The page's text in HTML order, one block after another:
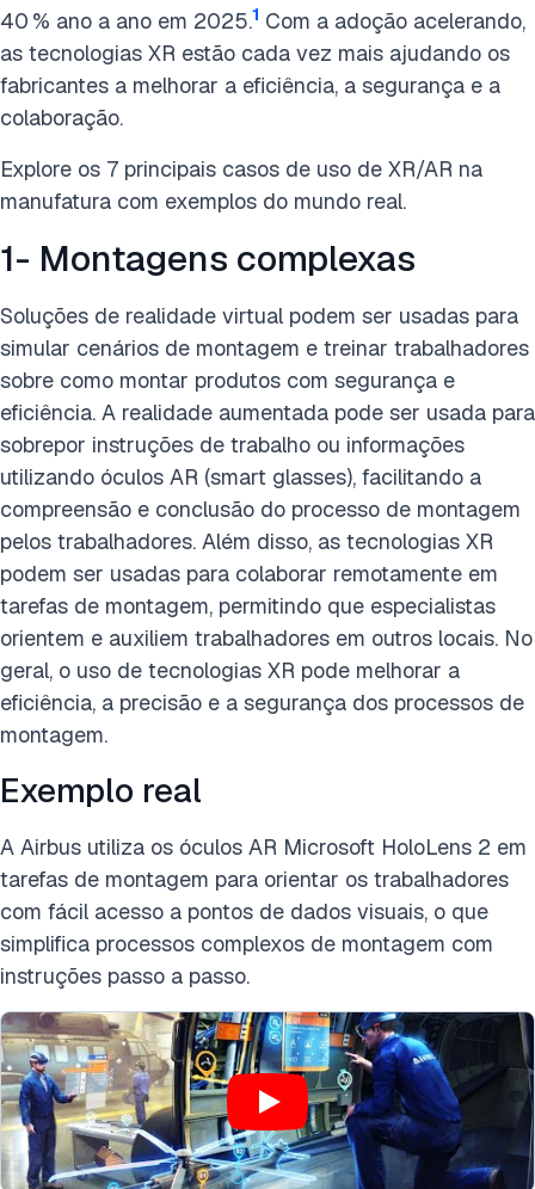
40 % ano a ano em 2025.1 Com a adoção acelerando,
as tecnologias XR estão cada vez mais ajudando os
fabricantes a melhorar a eficiência, a segurança e a
colaboração.
Explore os 7 principais casos de uso de XR/AR na
manufatura com exemplos do mundo real.
1- Montagens complexas
Soluções de realidade virtual podem ser usadas para
simular cenários de montagem e treinar trabalhadores
sobre como montar produtos com segurança e
eficiência. A realidade aumentada pode ser usada para
sobrepor instruções de trabalho ou informações
utilizando óculos AR (smart glasses), facilitando a
compreensão e conclusão do processo de montagem
pelos trabalhadores. Além disso, as tecnologias XR
podem ser usadas para colaborar remotamente em
tarefas de montagem, permitindo que especialistas
orientem e auxiliem trabalhadores em outros locais. No
geral, o uso de tecnologias XR pode melhorar a
eficiência, a precisão e a segurança dos processos de
montagem.
Exemplo real
A Airbus utiliza os óculos AR Microsoft HoloLens 2 em
tarefas de montagem para orientar os trabalhadores
com fácil acesso a pontos de dados visuais, o que
simplifica processos complexos de montagem com
instruções passo a passo.